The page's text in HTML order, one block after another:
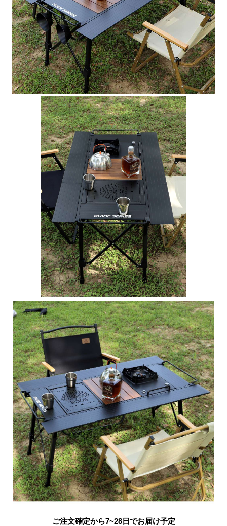
ご注文確定から7~28日でお届け予定